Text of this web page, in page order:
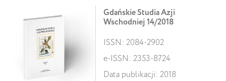
Gdańskie Studia Azji
Wschodniej 14/2018
ISSN: 2084-2902
e-ISSN: 2353-8724
Data publikacji: 2018